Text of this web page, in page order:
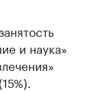
и наука»